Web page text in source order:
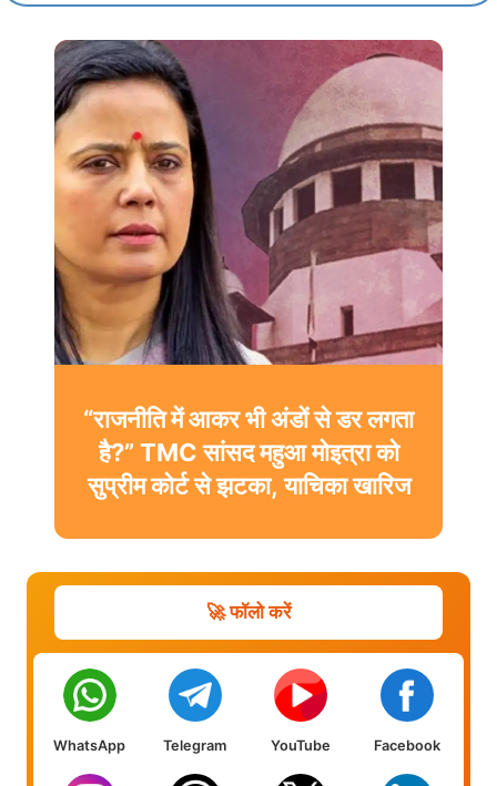
“राजनीति में आकर भी अंडों से डर लगता
है?” TMC सांसद महुआ मोइत्रा को
सुप्रीम कोर्ट से झटका, याचिका खारिज
🚀 फॉलो करें
WhatsApp Telegram YouTube Facebook